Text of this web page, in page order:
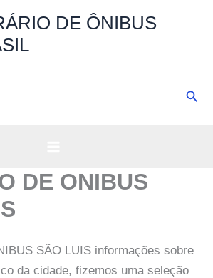
DE ÔNIBUS
DE ONIBUS
SÃO LUIS informações sobre
da cidade, fizemos uma seleção